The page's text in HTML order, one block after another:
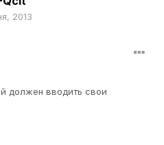
2013
должен вводить свои